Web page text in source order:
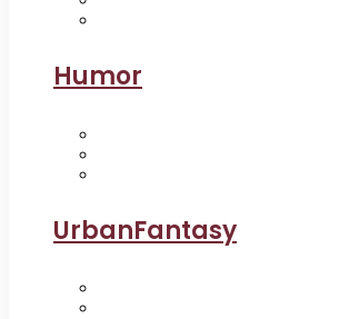
Humor
UrbanFantasy